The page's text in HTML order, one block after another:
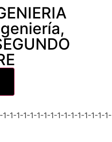
,
1-1-1-1-1-1-1-1-1-1-1-1-1-1-1-